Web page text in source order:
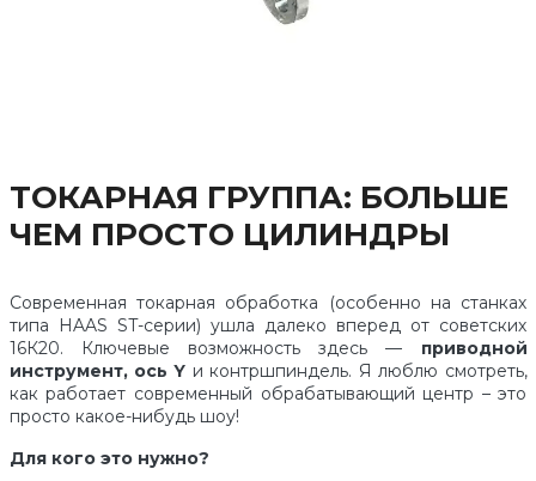
ТОКАРНАЯ ГРУППА: БОЛЬШЕ
ЧЕМ ПРОСТО ЦИЛИНДРЫ
Современная токарная обработка (особенно на станках
типа HAAS ST-серии) ушла далеко вперед от советских
16К20. Ключевые возможность здесь — приводной
инструмент, ось Y и контршпиндель. Я люблю смотреть,
как работает современный обрабатывающий центр – это
просто какое-нибудь шоу!
Для кого это нужно?